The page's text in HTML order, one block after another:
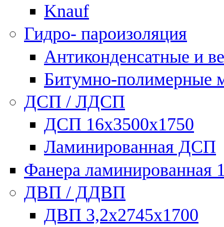
Knauf
Гидро- пароизоляция
Антиконденсатные и
Битумно-полимерные
ДСП / ЛДСП
ДСП 16х3500х1750
Ламинированная ДСП
Фанера ламинированная
ДВП / ДДВП
ДВП 3,2х2745х1700